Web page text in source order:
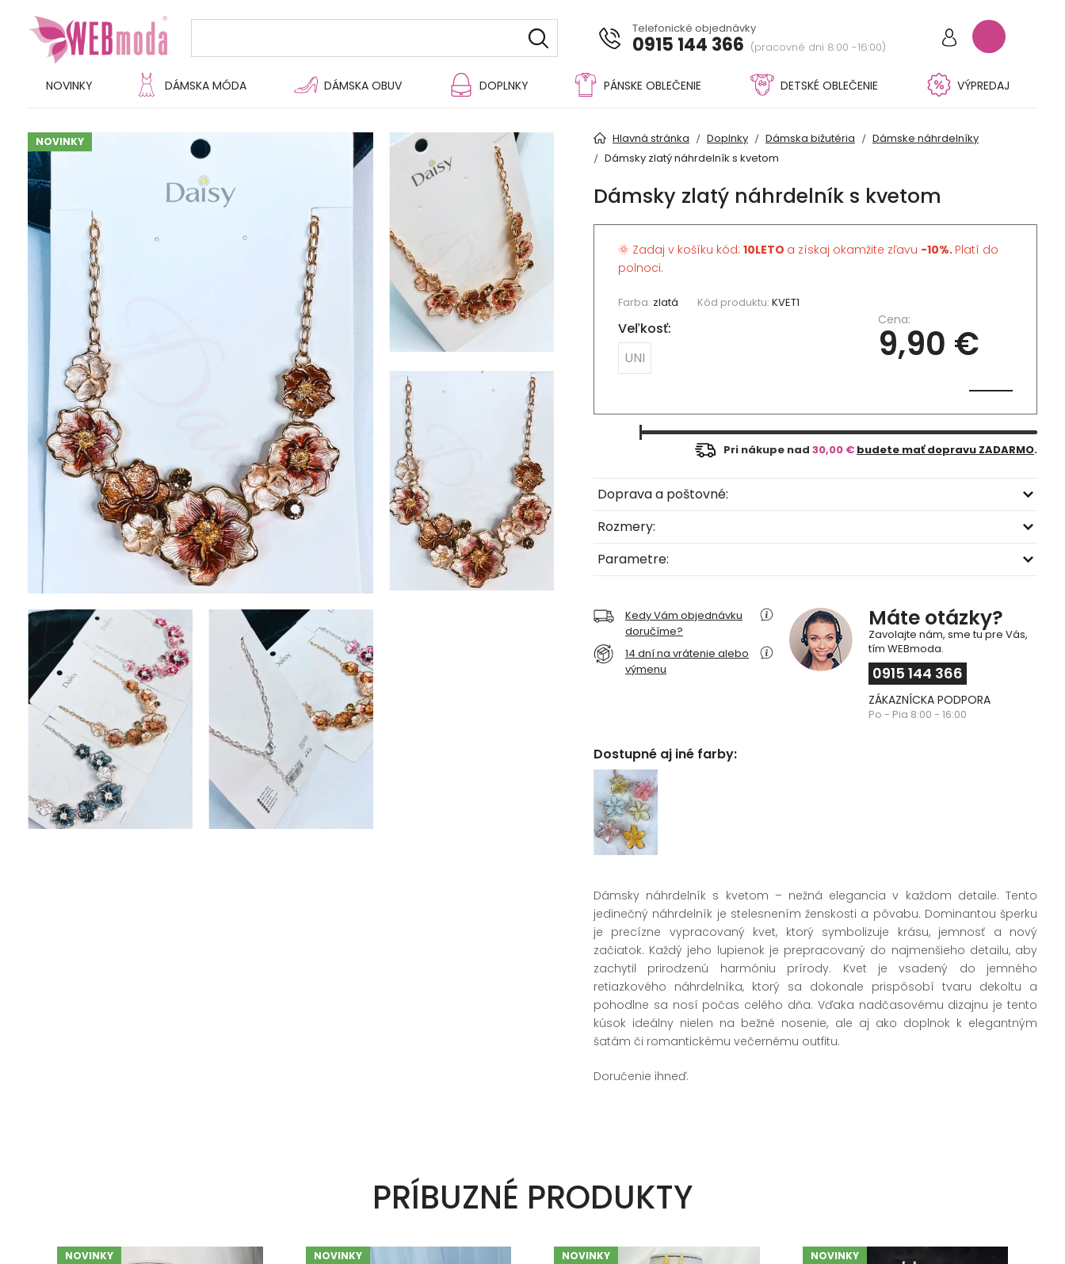
Telefonické objednávky
0915 144 366 (pracovné dni 8:00 -16:00)
NOVINKY DÁMSKA MÓDA DÁMSKA OBUV DOPLNKY PÁNSKE OBLEČENIE DETSKÉ OBLEČENIE VÝPREDAJ
NOVINKY Hlavná stránka Doplnky Dámska bižutéria
Dámske náhrdelníky
Dámsky zlatý náhrdelník s kvetom
Dámsky zlatý náhrdelník s kvetom
🌞 Zadaj v košíku kód: 10LETO a získaj okamžite zľavu -10%. Platí do
polnoci.
Farba: zlatá Kód produktu: KVET1
Veľkosť:
UNI
Cena:
9,90 €
Pri nákupe nad 30,00 € budete mať dopravu ZADARMO.
Doprava a poštovné:
Rozmery:
Parametre:
Kedy Vám objednávku
doručíme?
14 dní na vrátenie alebo
výmenu
Máte otázky?
Zavolajte nám, sme tu pre Vás,
tím WEBmoda.
0915 144 366
ZÁKAZNÍCKA PODPORA
Po - Pia 8:00 - 16:00
Dostupné aj iné farby:
Dámsky náhrdelník s kvetom – nežná elegancia v každom detaile. Tento
jedinečný náhrdelník je stelesnením ženskosti a pôvabu. Dominantou šperku
je precízne vypracovaný kvet, ktorý symbolizuje krásu, jemnosť a nový
začiatok. Každý jeho lupienok je prepracovaný do najmenšieho detailu, aby
zachytil prirodzenú harmóniu prírody. Kvet je vsadený do jemného
retiazkového náhrdelníka, ktorý sa dokonale prispôsobí tvaru dekoltu a
pohodlne sa nosí počas celého dňa. Vďaka nadčasovému dizajnu je tento
kúsok ideálny nielen na bežné nosenie, ale aj ako doplnok k elegantným
šatám či romantickému večernému outfitu.
Doručenie ihneď.
PRÍBUZNÉ PRODUKTY
NOVINKY
NOVINKY
NOVINKY NOVINKY